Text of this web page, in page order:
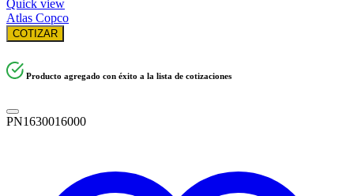
Quick view
Atlas Copco
COTIZAR
Producto agregado con éxito a la lista de cotizaciones
PN1630016000